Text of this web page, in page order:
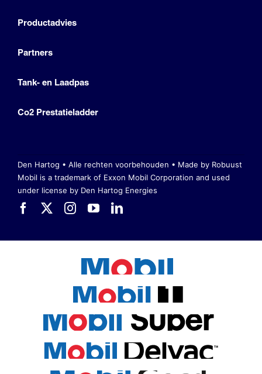
Productadvies
Partners
Tank- en Laadpas
Co2 Prestatieladder
Den Hartog • Alle rechten voorbehouden • Made by Robuust
Mobil is a trademark of Exxon Mobil Corporation and used
under license by Den Hartog Energies